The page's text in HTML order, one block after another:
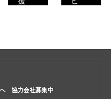
支
協力会社募集中